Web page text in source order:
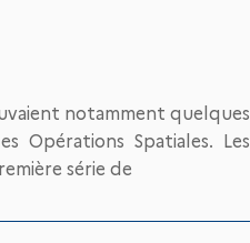
notamment quelques
Opérations Spatiales. Les
série de